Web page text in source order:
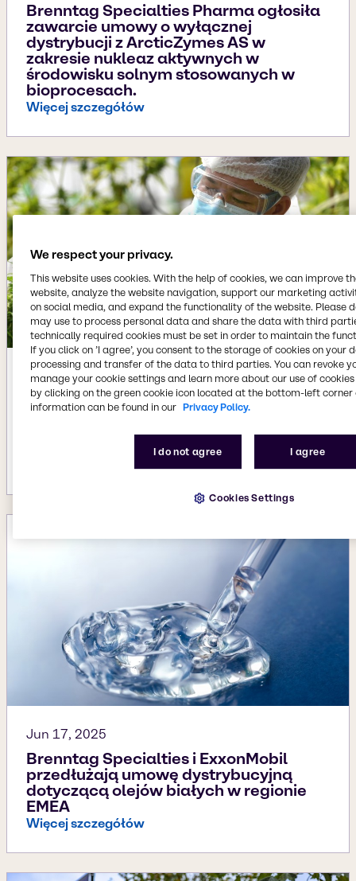
Brenntag Specialties Pharma ogłosiła
zawarcie umowy o wyłącznej
dystrybucji z ArcticZymes AS w
zakresie nukleaz aktywnych w
środowisku solnym stosowanych w
bioprocesach.
Więcej szczegółów
Jun 26, 2025
Brenntag Specialties ogłasza
nawiązanie wyłącznej współpracy z
Lipomed w zakresie naturalnego CBD
w regionie EMEA.
Więcej szczegółów
Jun 17, 2025
Brenntag Specialties i ExxonMobil
przedłużają umowę dystrybucyjną
dotyczącą olejów białych w regionie
EMEA
Więcej szczegółów
We respect your privacy.
This website uses cookies. With the help of cookies, we can improve
website, analyze the website navigation, support our marketing
on social media, and expand the functionality of the website. Please
may use to process personal data and share the data with third
technically required cookies must be set in order to maintain the
If you click on ’I agree’, you consent to the storage of cookies on your
processing and transfer of the data to third parties. You can revoke
manage your cookie settings and learn more about our use of cookies
by clicking on the green cookie icon located at the bottom-left corner
information can be found in our Privacy Policy.
I do not agree I agree
Cookies Settings